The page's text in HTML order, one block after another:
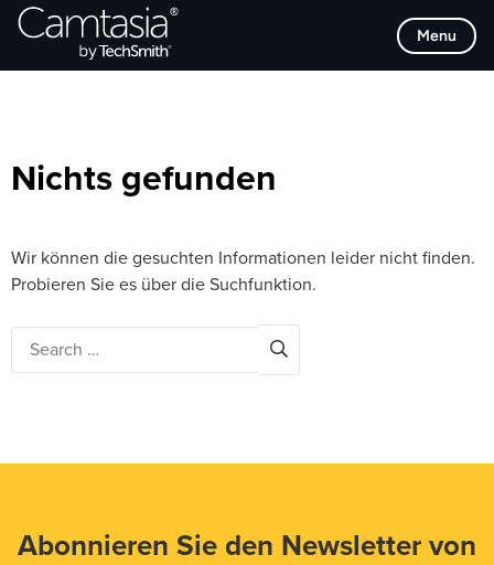
Direkt
zum
Menu
Browse Categories
Nichts gefunden
Wir können die gesuchten Informationen leider nicht finden.
Probieren Sie es über die Suchfunktion.
Abonnieren Sie den Newsletter von